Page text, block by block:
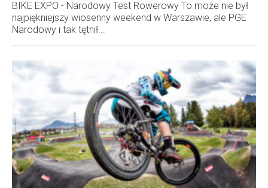
BIKE EXPO - Narodowy Test Rowerowy To może nie był
najpiękniejszy wiosenny weekend w Warszawie, ale PGE
Narodowy i tak tętnił...